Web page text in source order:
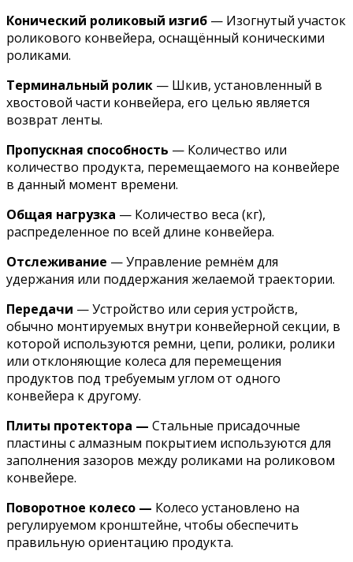
Конический роликовый изгиб — Изогнутый участок
роликового конвейера, оснащённый коническими
роликами.
Терминальный ролик — Шкив, установленный в
хвостовой части конвейера, его целью является
возврат ленты.
Пропускная способность — Количество или
количество продукта, перемещаемого на конвейере
в данный момент времени.
Общая нагрузка — Количество веса (кг),
распределенное по всей длине конвейера.
Отслеживание — Управление ремнём для
удержания или поддержания желаемой траектории.
Передачи — Устройство или серия устройств,
обычно монтируемых внутри конвейерной секции, в
которой используются ремни, цепи, ролики, ролики
или отклоняющие колеса для перемещения
продуктов под требуемым углом от одного
конвейера к другому.
Плиты протектора — Стальные присадочные
пластины с алмазным покрытием используются для
заполнения зазоров между роликами на роликовом
конвейере.
Поворотное колесо — Колесо установлено на
регулируемом кронштейне, чтобы обеспечить
правильную ориентацию продукта.